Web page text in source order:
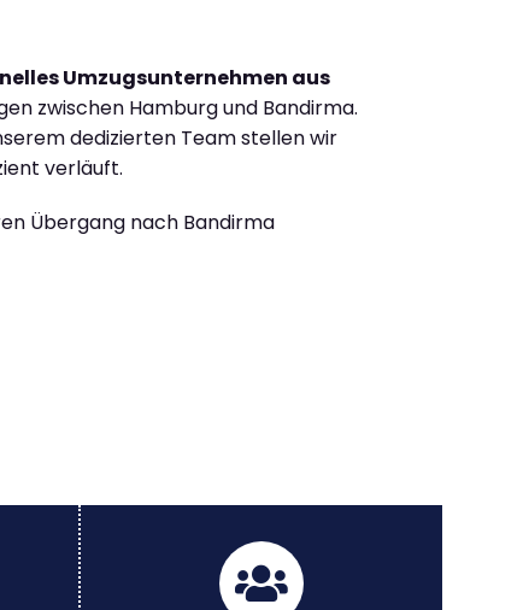
Umzugsunternehmen aus
zwischen Hamburg und Bandirma.
dedizierten Team stellen wir
verläuft.
Übergang nach Bandirma